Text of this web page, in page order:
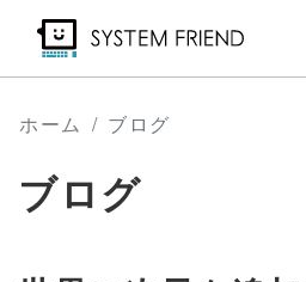
ン
コホーム ブログ
ブログ